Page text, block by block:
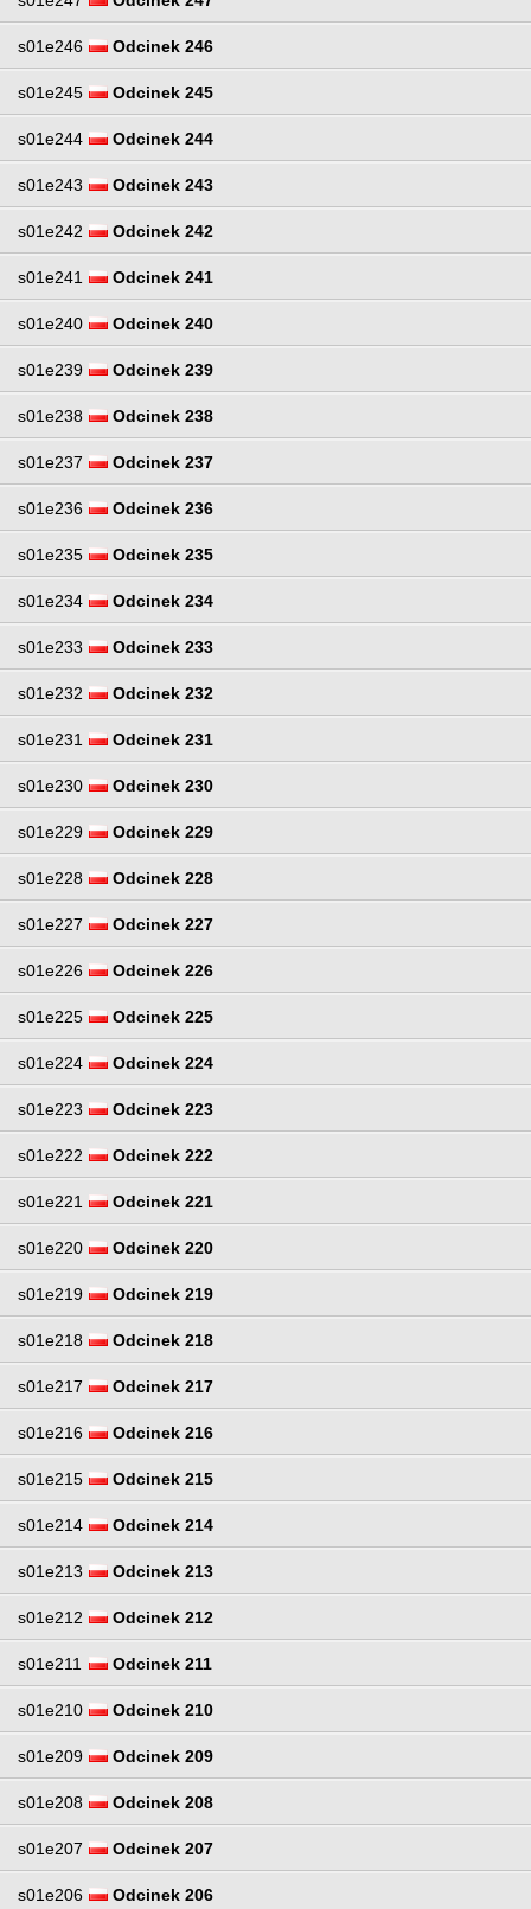
s01e246 Odcinek 246
s01e245 Odcinek 245
s01e244 Odcinek 244
s01e243 Odcinek 243
s01e242 Odcinek 242
s01e241 Odcinek 241
s01e240 Odcinek 240
s01e239 Odcinek 239
s01e238 Odcinek 238
s01e237 Odcinek 237
s01e236 Odcinek 236
s01e235 Odcinek 235
s01e234 Odcinek 234
s01e233 Odcinek 233
s01e232 Odcinek 232
s01e231 Odcinek 231
s01e230 Odcinek 230
s01e229 Odcinek 229
s01e228 Odcinek 228
s01e227 Odcinek 227
s01e226 Odcinek 226
s01e225 Odcinek 225
s01e224 Odcinek 224
s01e223 Odcinek 223
s01e222 Odcinek 222
s01e221 Odcinek 221
s01e220 Odcinek 220
s01e219 Odcinek 219
s01e218 Odcinek 218
s01e217 Odcinek 217
s01e216 Odcinek 216
s01e215 Odcinek 215
s01e214 Odcinek 214
s01e213 Odcinek 213
s01e212 Odcinek 212
s01e211 Odcinek 211
s01e210 Odcinek 210
s01e209 Odcinek 209
s01e208 Odcinek 208
s01e207 Odcinek 207
s01e206 Odcinek 206